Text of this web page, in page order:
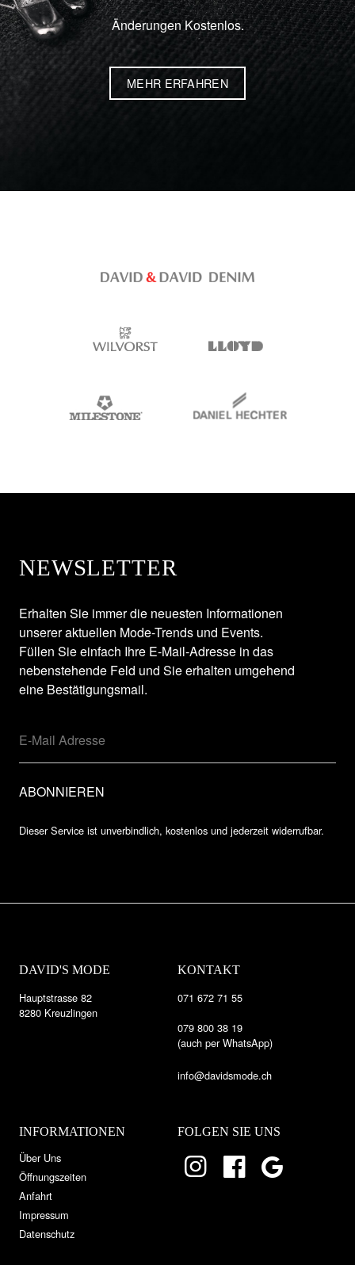
Änderungen Kostenlos.
MEHR ERFAHREN
NEWSLETTER
Erhalten Sie immer die neuesten Informationen
unserer aktuellen Mode-Trends und Events.
Füllen Sie einfach Ihre E-Mail-Adresse in das
nebenstehende Feld und Sie erhalten umgehend
eine Bestätigungsmail.
Dieser Service ist unverbindlich, kostenlos und jederzeit widerrufbar.
DAVID'S MODE
Hauptstrasse 82
8280 Kreuzlingen
KONTAKT
071 672 71 55
079 800 38 19
(auch per WhatsApp)
info@davidsmode.ch
INFORMATIONEN
Über Uns
Öffnungszeiten
Anfahrt
Impressum
Datenschutz
FOLGEN SIE UNS